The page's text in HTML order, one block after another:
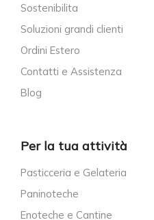
Sostenibilita
Soluzioni grandi clienti
Ordini Estero
Contatti e Assistenza
Blog
Per la tua attività
Pasticceria e Gelateria
Paninoteche
Enoteche e Cantine